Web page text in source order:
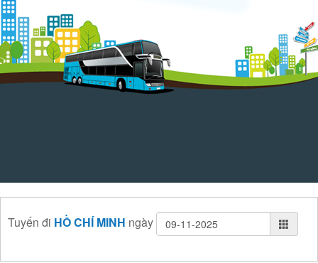
Tuyến đi HỒ CHÍ MINH ngày